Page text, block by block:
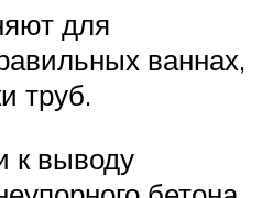
для
ваннах,
труб.
к выводу